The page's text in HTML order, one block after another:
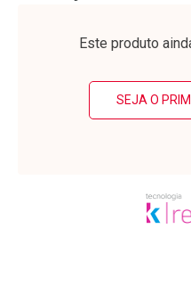
Laboratório
Por Menos
Este produto
SEJA O